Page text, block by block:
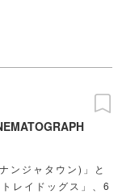
ンジャタウン)」と
レイドッグス」、6